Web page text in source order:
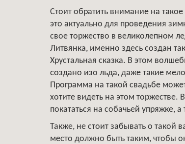
Стоит обратить внимание на
это актуально для проведения
свое торжество в великолепном
Литвянка, именно здесь создан
Хрустальная сказка. В этом
создано изо льда, даже такие
Программа на такой свадьбе
хотите видеть на этом торжестве.
покататься на собачьей упряжке,
Также, не стоит забывать о
место должно быть таким, чтобы